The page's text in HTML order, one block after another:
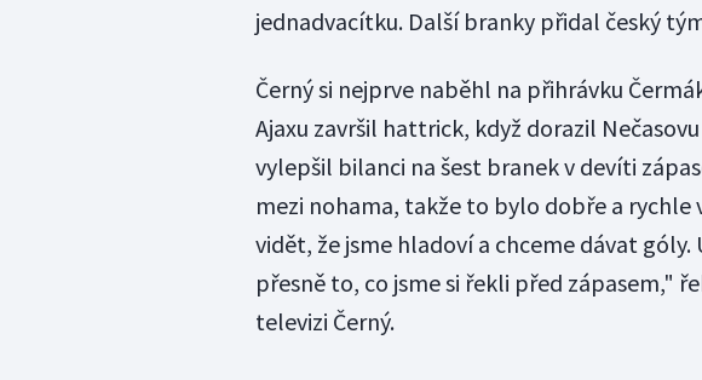
jednadvacítku. Další branky přidal český
Černý si nejprve naběhl na přihrávku
Ajaxu završil hattrick, když dorazil
vylepšil bilanci na šest branek v devíti
mezi nohama, takže to bylo dobře a rychle
vidět, že jsme hladoví a chceme dávat góly.
přesně to, co jsme si řekli před zápasem,"
televizi Černý.